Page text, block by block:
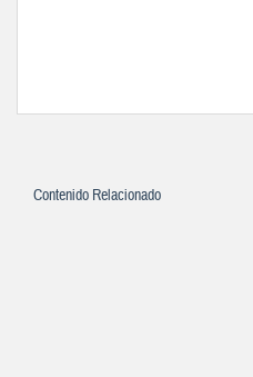
Contenido Relacionado